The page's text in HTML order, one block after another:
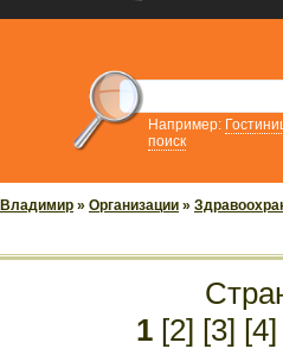
Например:
поиск
Владимир » Организации »
1 [2] [3] [4]